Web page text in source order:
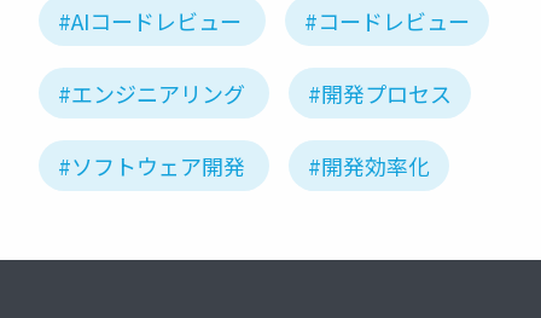
#AIコードレビュー #コードレビュー
#エンジニアリング #開発プロセス
#ソフトウェア開発 #開発効率化